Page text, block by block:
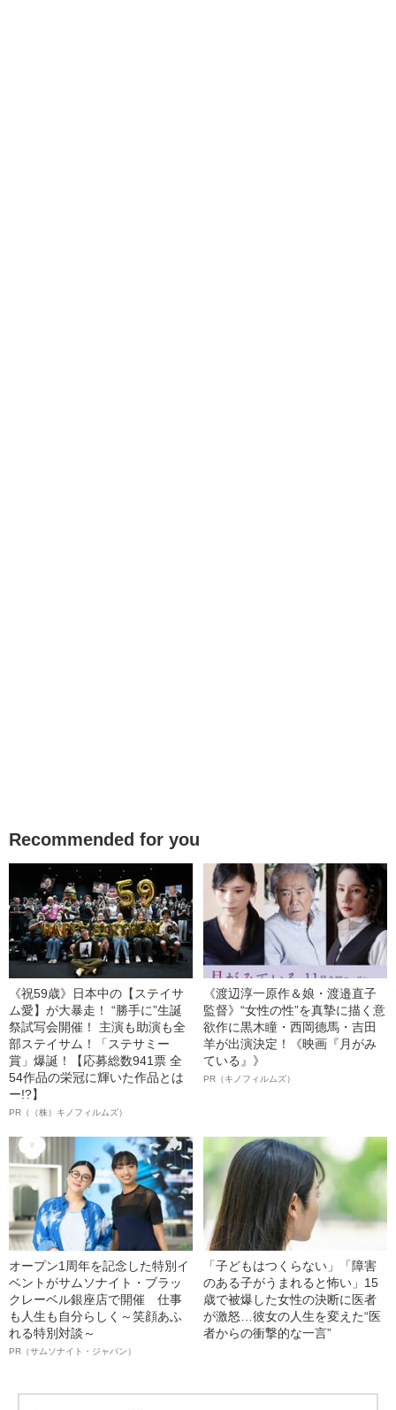
Recommended for you
《祝59歳》日本中の【ステイサ
ム愛】が大暴走！ “勝手に”生誕
祭試写会開催！ 主演も助演も全
部ステイサム！「ステサミー
賞」爆誕！【応募総数941票 全
54作品の栄冠に輝いた作品とは
ー!?】
PR（（株）キノフィルムズ）
《渡辺淳一原作＆娘・渡邉直子
監督》“女性の性”を真摯に描く意
欲作に黒木瞳・西岡德馬・吉田
羊が出演決定！《映画『月がみ
ている』》
PR（キノフィルムズ）
オープン1周年を記念した特別イ
ベントがサムソナイト・ブラッ
クレーベル銀座店で開催 仕事
も人生も自分らしく～笑顔あふ
れる特別対談～
PR（サムソナイト・ジャパン）
「子どもはつくらない」「障害
のある子がうまれると怖い」15
歳で被爆した女性の決断に医者
が激怒…彼女の人生を変えた“医
者からの衝撃的な一言”